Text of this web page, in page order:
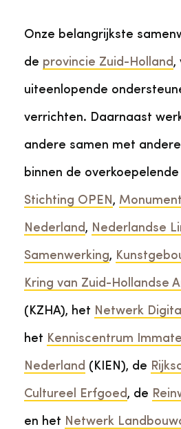
Onze belangrijkste
de provincie Zuid-Holland,
uiteenlopende
verrichten. Daarnaast
andere samen met
binnen de overkoepelende
Stichting OPEN,
Nederland, Nederlandse
Samenwerking,
Kring van Zuid-Hollandse
(KZHA), het Netwerk
het Kenniscentrum
Nederland (KIEN), de
Cultureel Erfgoed, de
en het Netwerk